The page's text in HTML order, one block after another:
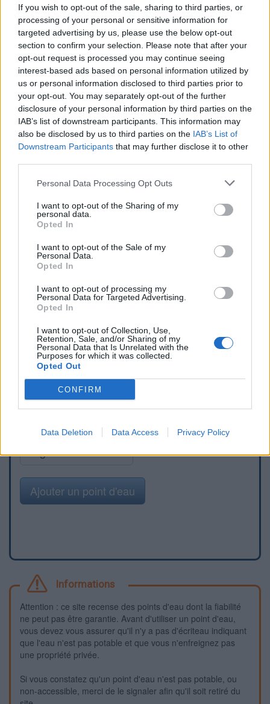
If you wish to opt-out of the sale, sharing to third parties, or
processing of your personal or sensitive information for
targeted advertising by us, please use the below opt-out
section to confirm your selection. Please note that after your
opt-out request is processed you may continue seeing
interest-based ads based on personal information utilized by
us or personal information disclosed to third parties prior to
your opt-out. You may separately opt-out of the further
disclosure of your personal information by third parties on the
IAB’s list of downstream participants. This information may
also be disclosed by us to third parties on the IAB’s List of
Downstream Participants that may further disclose it to other
Personal Data Processing Opt Outs
I want to opt-out of the Sharing of my
personal data.
Opted In
I want to opt-out of the Sale of my
Personal Data.
Opted In
I want to opt-out of processing my
Personal Data for Targeted Advertising.
Opted In
I want to opt-out of Collection, Use,
Retention, Sale, and/or Sharing of my
Personal Data that Is Unrelated with the
Purposes for which it was collected.
Opted Out
CONFIRM
Data Deletion Data Access Privacy Policy
Repères visuels
Afficher la carte
Signaler une erreur
Ajouter un point d'eau
Informations
Attention : ce site recense des points d'eau dont la fiabilité
ne peut pas être garantie. Avant d'utiliser un point d'eau,
vous devez vous assurer qu'il n'y a pas d'écriteau indiquant
que l'eau n'est pas potable et que vous n'enfreignez pas
une propriété privée.
Si vous constatez qu'un point d'eau n'est pas potable, ou
non-accessible, merci de le signaler afin qu'il soit retiré du